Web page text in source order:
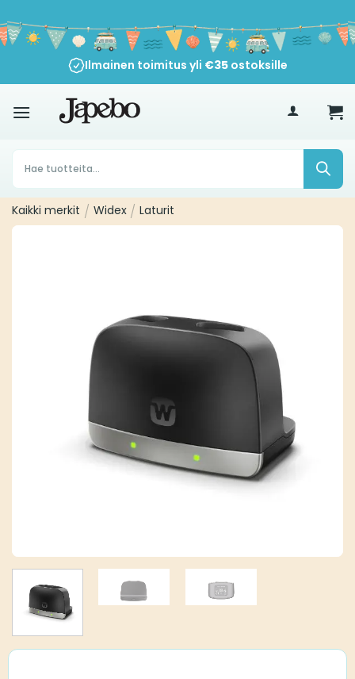
sisältöön
Ilmainen toimitus yli €35ostoksille
Products
search
Kaikki merkit / Widex / Laturit